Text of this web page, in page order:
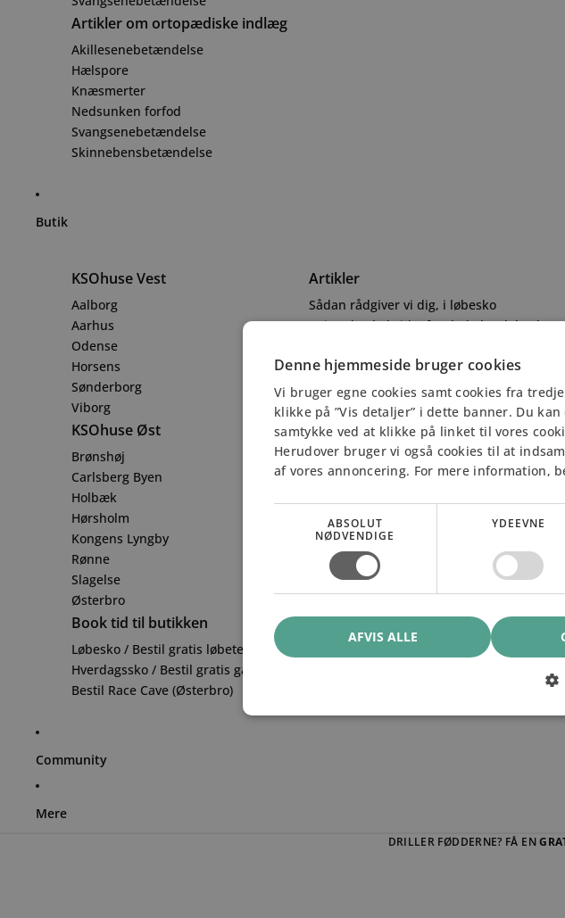
Artikler om ortopædiske indlæg
Akillesenebetændelse
Hælspore
Knæsmerter
Nedsunken forfod
Svangsenebetændelse
Skinnebensbetændelse
Butik
KSOhuse Vest
Aalborg
Aarhus
Odense
Horsens
Sønderborg
Viborg
KSOhuse Øst
Brønshøj
Carlsberg Byen
Holbæk
Hørsholm
Kongens Lyngby
Rønne
Slagelse
Østerbro
Book tid til butikken
Løbesko / Bestil gratis løbetest
Hverdagssko / Bestil gratis ganganalyse
Bestil Race Cave (Østerbro)
Artikler
Sådan rådgiver vi dig, i løbesko
6 ting du skal vide, før du køber løbesko
Åbningstider
Info@kso.dk
+45 38 28 69 89
Community
Mere
DRILLER FØDDERNE? FÅ EN
Denne hjemmeside bruger cookies
Vi bruger egne cookies samt cookies fra
klikke på ”Vis detaljer” i dette banner. Du
samtykke ved at klikke på linket til vores
Herudover bruger vi også cookies til at
af vores annoncering. For mere information,
ABSOLUT
NØDVENDIGE
YDEEVNE
AFVIS ALLE